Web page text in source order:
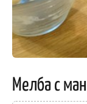
Мелба с